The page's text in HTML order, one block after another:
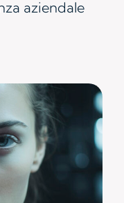
aziendale